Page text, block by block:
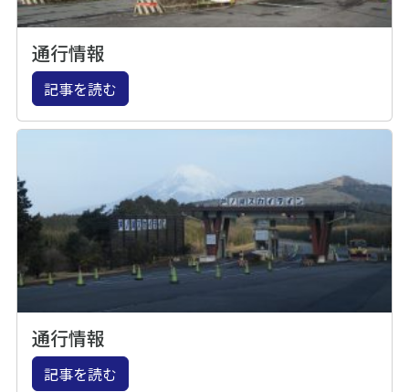
通行情報
記事を読む
通行情報
記事を読む